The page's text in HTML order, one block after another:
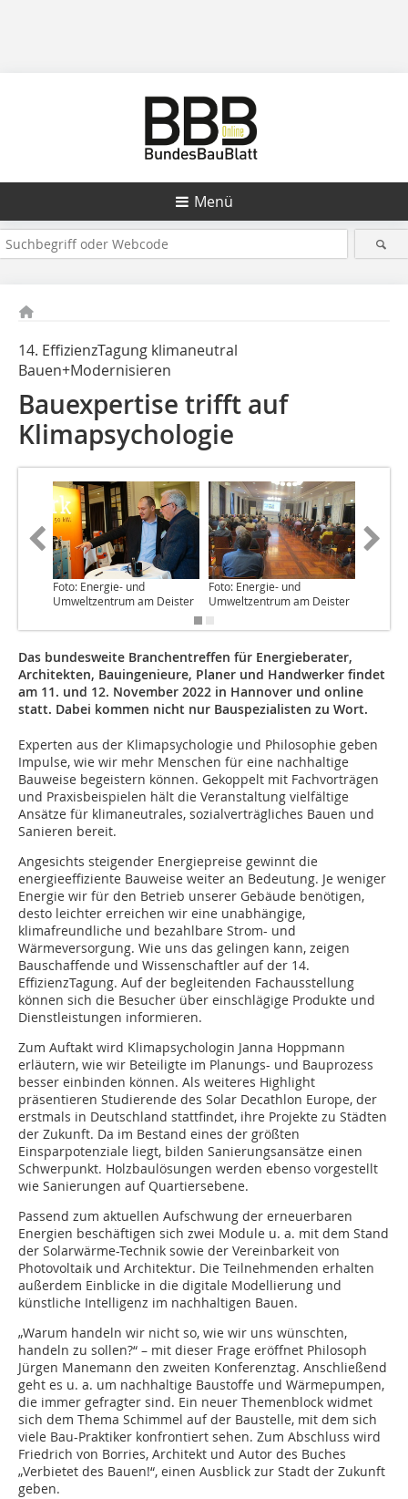
Menü
14. EffizienzTagung klimaneutral
Bauen+Modernisieren
Bauexpertise trifft auf
Klimapsychologie
Foto: Energie- und
Umweltzentrum am Deister
Foto: Energie- und
Umweltzentrum am Deister
Das bundesweite Branchentreffen für Energieberater,
Architekten, Bauingenieure, Planer und Handwerker findet
am 11. und 12. November 2022 in Hannover und online
statt. Dabei kommen nicht nur Bauspezialisten zu Wort.
Experten aus der Klimapsychologie und Philosophie geben
Impulse, wie wir mehr Menschen für eine nachhaltige
Bauweise begeistern können. Gekoppelt mit Fachvorträgen
und Praxisbeispielen hält die Veranstaltung vielfältige
Ansätze für klimaneutrales, sozialverträgliches Bauen und
Sanieren bereit.
Angesichts steigender Energiepreise gewinnt die
energieeffiziente Bauweise weiter an Bedeutung. Je weniger
Energie wir für den Betrieb unserer Gebäude benötigen,
desto leichter erreichen wir eine unabhängige,
klimafreundliche und bezahlbare Strom- und
Wärmeversorgung. Wie uns das gelingen kann, zeigen
Bauschaffende und Wissenschaftler auf der 14.
EffizienzTagung. Auf der begleitenden Fachausstellung
können sich die Besucher über einschlägige Produkte und
Dienstleistungen informieren.
Zum Auftakt wird Klimapsychologin Janna Hoppmann
erläutern, wie wir Beteiligte im Planungs- und Bauprozess
besser einbinden können. Als weiteres Highlight
präsentieren Studierende des Solar Decathlon Europe, der
erstmals in Deutschland stattfindet, ihre Projekte zu Städten
der Zukunft. Da im Bestand eines der größten
Einsparpotenziale liegt, bilden Sanierungsansätze einen
Schwerpunkt. Holzbaulösungen werden ebenso vorgestellt
wie Sanierungen auf Quartiersebene.
Passend zum aktuellen Aufschwung der erneuerbaren
Energien beschäftigen sich zwei Module u. a. mit dem Stand
der Solarwärme-Technik sowie der Vereinbarkeit von
Photovoltaik und Architektur. Die Teilnehmenden erhalten
außerdem Einblicke in die digitale Modellierung und
künstliche Intelligenz im nachhaltigen Bauen.
„Warum handeln wir nicht so, wie wir uns wünschten,
handeln zu sollen?“ – mit dieser Frage eröffnet Philosoph
Jürgen Manemann den zweiten Konferenztag. Anschließend
geht es u. a. um nachhaltige Baustoffe und Wärmepumpen,
die immer gefragter sind. Ein neuer Themenblock widmet
sich dem Thema Schimmel auf der Baustelle, mit dem sich
viele Bau-Praktiker konfrontiert sehen. Zum Abschluss wird
Friedrich von Borries, Architekt und Autor des Buches
„Verbietet des Bauen!“, einen Ausblick zur Stadt der Zukunft
geben.